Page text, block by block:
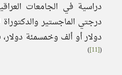
دراسية في الجامعات
درجتي الماجستير
دولار أو ألف وخمسمئة دولار،
(
[11]
)